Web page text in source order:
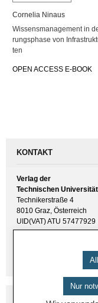
Cor­ne­lia Ninaus
Wis­sens­ma­nage­ment in
rungs­pha­se von
ten
OPEN AC­CESS E-BOOK
KONTAKT
Verlag der
Technischen
Technikerstraße 4
8010 Graz, Österreich
UID(VAT) ATU 57477929
Nur